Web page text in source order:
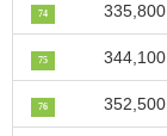
74 335,800
75 344,100
76 352,500